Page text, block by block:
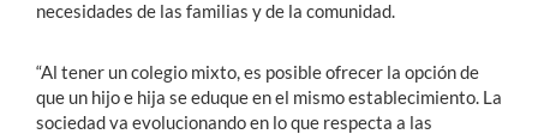
necesidades de las familias y de la comunidad.
“Al tener un colegio mixto, es posible ofrecer la opción de
que un hijo e hija se eduque en el mismo establecimiento. La
sociedad va evolucionando en lo que respecta a las